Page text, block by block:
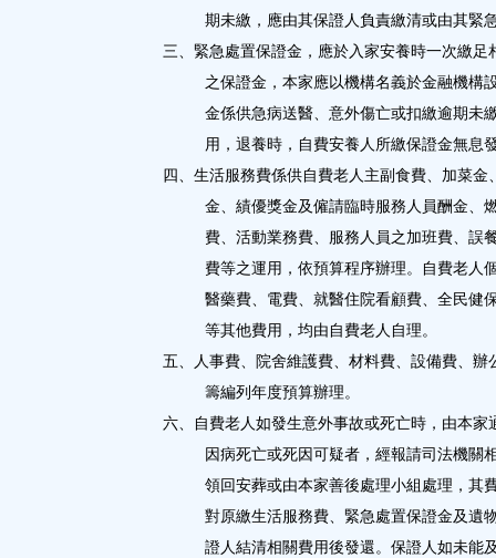
期未繳，應由其保證人負責繳清或由其緊
三、緊急處置保證金，應於入家安養時一次繳足
之保證金，本家應以機構名義於金融機構
金係供急病送醫、意外傷亡或扣繳逾期未
用，退養時，自費安養人所繳保證金無息
四、生活服務費係供自費老人主副食費、加菜金
金、績優獎金及僱請臨時服務人員酬金、
費、活動業務費、服務人員之加班費、誤
費等之運用，依預算程序辦理。自費老人
醫藥費、電費、就醫住院看顧費、全民健
等其他費用，均由自費老人自理。
五、人事費、院舍維護費、材料費、設備費、辦
籌編列年度預算辦理。
六、自費老人如發生意外事故或死亡時，由本家
因病死亡或死因可疑者，經報請司法機關
領回安葬或由本家善後處理小組處理，其
對原繳生活服務費、緊急處置保證金及遺
證人結清相關費用後發還。保證人如未能